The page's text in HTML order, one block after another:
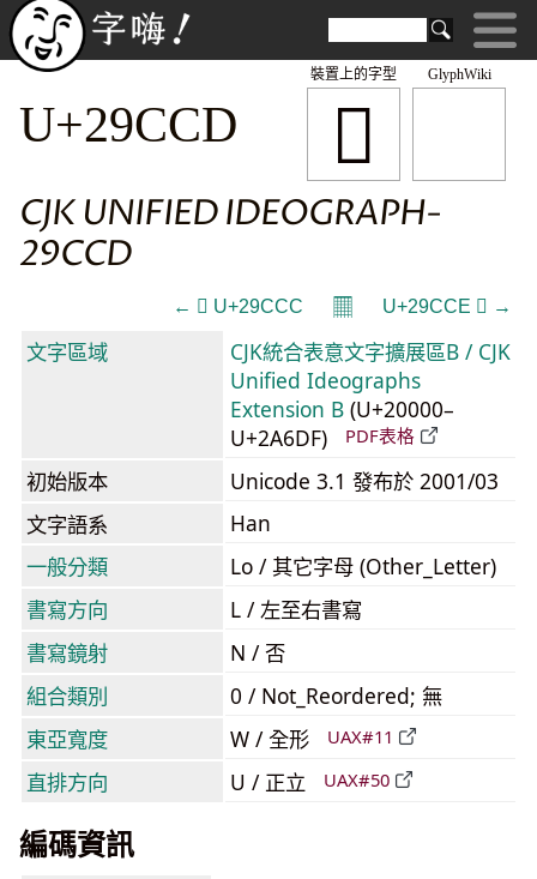
GlyphWiki
𩳍
裝置上的字型
U+29CCD
CJK UNIFIED IDEOGRAPH-
29CCD
← 𩳌 U+29CCC 𝄜 U+29CCE 𩳎 →
文字區域
CJK統合表意文字擴展區B / CJK
Unified Ideographs
Extension B (U+20000–
U+2A6DF)
PDF表格
初始版本
Unicode 3.1 發布於 2001/03
文字語系
Han
一般分類
Lo / 其它字母 (Other_Letter)
書寫方向
L / 左至右書寫
書寫鏡射
N / 否
組合類別
0 / Not_Reordered; 無
東亞寬度
W / 全形 UAX#11
直排方向 U / 正立 UAX#50
編碼資訊